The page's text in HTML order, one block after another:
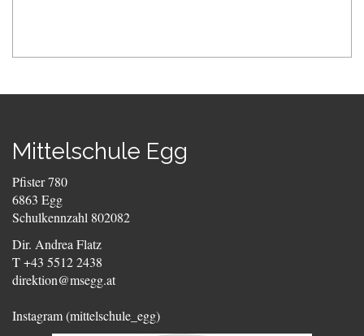
Mittelschule Egg
Pfister 780
6863 Egg
Schulkennzahl 802082
Dir. Andrea Flatz
T +43 5512 2438
direktion@msegg.at
Instagram (mittelschule_egg)